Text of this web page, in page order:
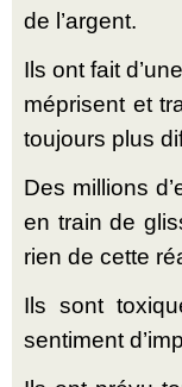
de l’argent.
Ils ont fait
méprisent et
toujours plus
Des millions
en train de
rien de cette
Ils sont
sentiment